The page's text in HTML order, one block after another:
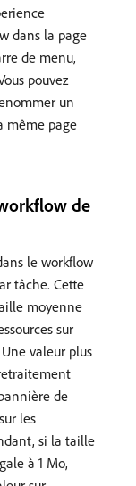
dans la page
de menu,
pouvez
un
même page
de
le workflow
tâche. Cette
moyenne
sur
valeur plus
de
les
si la taille
à 1 Mo,